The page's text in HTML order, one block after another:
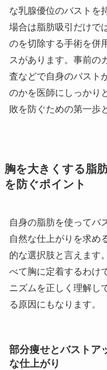
な乳腺優位のバストを
場合は脂肪吸引だけで
のを切除する手術を併
スがあります。事前の
査などで自身のバスト
のかを医師にしっかり
敗を防ぐための第一歩
胸を大きくする脂
を防ぐポイント
自身の脂肪を使ってバ
自然な仕上がりを求め
的な選択肢と言えます
べて胸に定着するわけ
ニズムを正しく理解し
る原因にもなります。
部分痩せとバストア
な仕上がり